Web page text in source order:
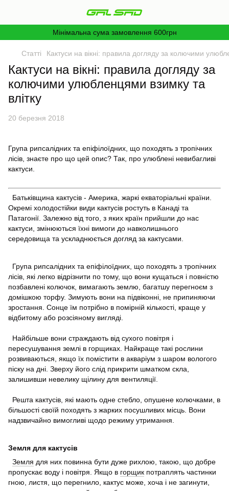
Мінімальна сума замовлення 600грн
Статті Кактуси на вікні: правила догляду за колючими
Кактуси на вікні: правила догляду за
колючими улюбленцями взимку та
влітку
20 березня 2018
Група рипсалідних та епіфілоїдних, що походять з тропічних
лісів, знаєте про що цей опис? Так, про улюблені невибагливі
кактуси.
Батьківщина кактусів - Америка, жаркі екваторіальні країни.
Окремі холодостійки види кактусів ростуть в Канаді та
Патагонії. Залежно від того, з яких країн прийшли до нас
кактуси, змінюються їхні вимоги до навколишнього
середовища та ускладнюється догляд за кактусами.
Група рипсалідних та епіфілоїдних, що походять з тропічних
лісів, які легко відрізнити по тому, що вони кущаться і повністю
позбавлені колючок, вимагають землю, багатшу перегноєм з
домішкою торфу. Зимують вони на підвіконні, не припиняючи
зростання. Сонце їм потрібно в помірній кількості, краще у
відбитому або розсіяному вигляді.
Найбільше вони страждають від сухого повітря і
пересушування землі в горщиках. Найкраще такі рослини
розвиваються, якщо їх помістити в акваріум з шаром вологого
піску на дні. Зверху його слід прикрити шматком скла,
залишивши невелику щілину для вентиляції.
Решта кактусів, які мають одне стебло, опушене колючками, в
більшості своїй походять з жарких посушливих місць. Вони
надзвичайно вимогливі щодо режиму утримання.
Земля для кактусів
Земля для них повинна бути дуже рихлою, такою, що добре
пропускає воду і повітря. Якщо в горщик потраплять частинки
гною, листя, що перегнило, кактус може, хоча і не загинути,